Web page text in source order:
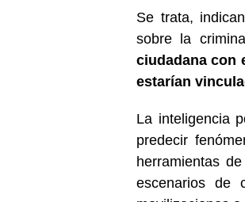
Se trata,
sobre la
ciudadana con
estarían
La inteligencia
predecir
herramientas
escenarios de